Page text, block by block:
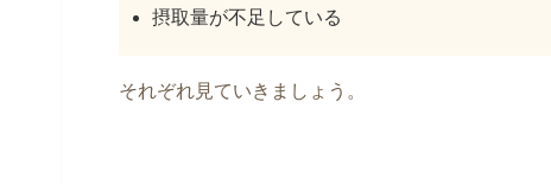
摂取量が不足している
それぞれ見ていきましょう。